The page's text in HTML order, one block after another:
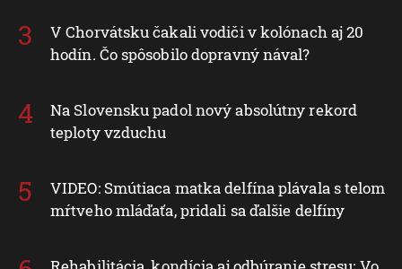
V Chorvátsku čakali vodiči v kolónach aj 20
hodín. Čo spôsobilo dopravný nával?
Na Slovensku padol nový absolútny rekord
teploty vzduchu
VIDEO: Smútiaca matka delfína plávala s telom
mŕtveho mláďaťa, pridali sa ďalšie delfíny